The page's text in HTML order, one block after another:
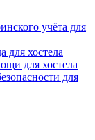
учёта для
для хостела
для хостела
для